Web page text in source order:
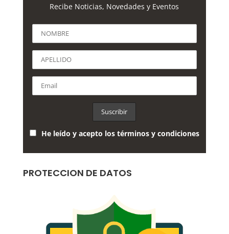
Recibe Noticias, Novedades y Eventos
He leído y acepto los términos y condiciones
PROTECCION DE DATOS